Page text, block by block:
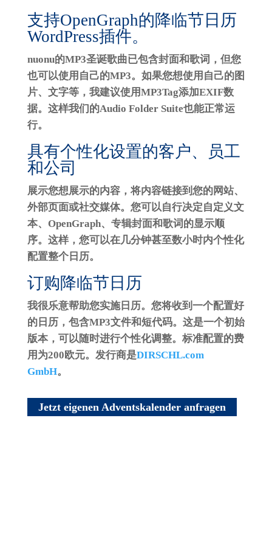
支持OpenGraph的降临节日历
WordPress插件。
nuonu的MP3圣诞歌曲已包含封面和歌词，但您
也可以使用自己的MP3。如果您想使用自己的图
片、文字等，我建议使用MP3Tag添加EXIF数
据。这样我们的Audio Folder Suite也能正常运
行。
具有个性化设置的客户、员工
和公司
展示您想展示的内容，将内容链接到您的网站、
外部页面或社交媒体。您可以自行决定自定义文
本、OpenGraph、专辑封面和歌词的显示顺
序。这样，您可以在几分钟甚至数小时内个性化
配置整个日历。
订购降临节日历
我很乐意帮助您实施日历。您将收到一个配置好
的日历，包含MP3文件和短代码。这是一个初始
版本，可以随时进行个性化调整。标准配置的费
用为200欧元。发行商是DIRSCHL.com
GmbH。
Jetzt eigenen Adventskalender anfragen